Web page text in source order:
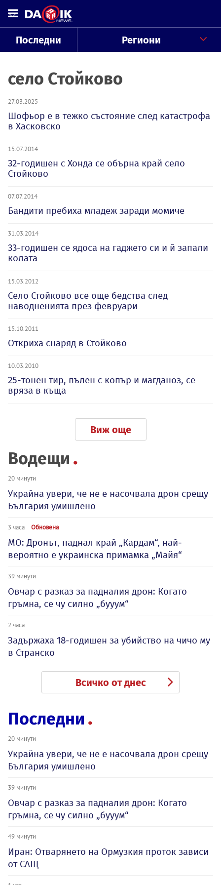
Последни Региони
село Стойково
27.03.2025
Шофьор е в тежко състояние след катастрофа
в Хасковско
15.07.2014
32-годишен с Хонда се обърна край село
Стойково
07.07.2014
Бандити пребиха младеж заради момиче
31.03.2014
33-годишен се ядоса на гаджето си и й запали
колата
15.03.2012
Село Стойково все още бедства след
наводненията през февруари
15.10.2011
Откриха снаряд в Стойково
10.03.2010
25-тонен тир, пълен с копър и магданоз, се
вряза в къща
Виж още
Водещи
20 минути
Украйна увери, че не е насочвала дрон срещу
България умишлено
3 часа Обновена
МО: Дронът, паднал край „Кардам“, най-
вероятно е украинска примамка „Майя“
39 минути
Овчар с разказ за падналия дрон: Когато
гръмна, се чу силно „бууум“
2 часа
Задържаха 18-годишен за убийство на чичо му
в Странско
Всичко от днес
Последни
20 минути
Украйна увери, че не е насочвала дрон срещу
България умишлено
39 минути
Овчар с разказ за падналия дрон: Когато
гръмна, се чу силно „бууум“
49 минути
Иран: Отварянето на Ормузкия проток зависи
от САЩ